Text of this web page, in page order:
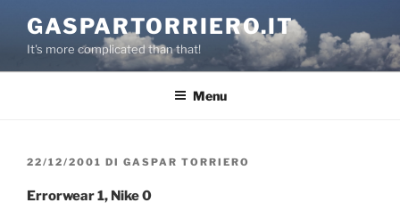
contenuto
GASPARTORRIERO.IT
It's more complicated than that!
Menu
PUBBLICATO
22/12/2001 DI GASPAR TORRIERO
Errorwear 1, Nike 0